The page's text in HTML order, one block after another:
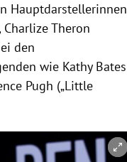
Hauptdarstellerinnen
Charlize Theron
den
wie Kathy Bates
Pugh („Little